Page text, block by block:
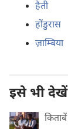
हैती
होंडुरास
ज़ाम्बिया
इसे भी देखें
किताबें